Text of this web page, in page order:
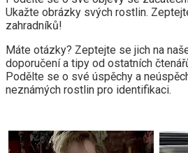
Ukažte obrázky svých rostlin.
zahradníků!
Máte otázky? Zeptejte se jich na
doporučení a tipy od ostatních
Podělte se o své úspěchy a
neznámých rostlin pro identifikaci.